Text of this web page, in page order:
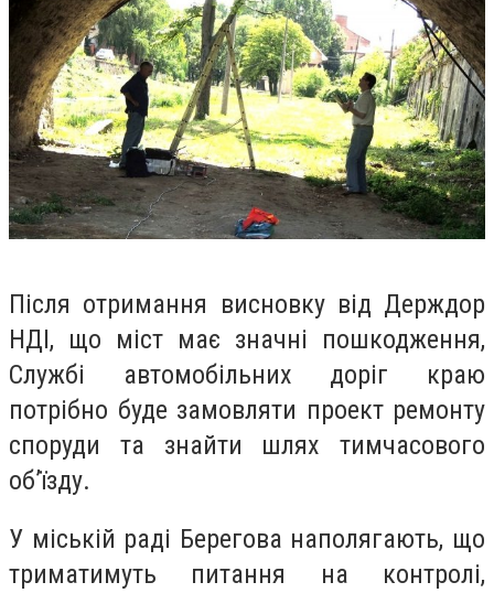
Після отримання висновку від Держдор
НДІ, що міст має значні пошкодження,
Службі автомобільних доріг краю
потрібно буде замовляти проект ремонту
споруди та знайти шлях тимчасового
об’їзду.
У міській раді Берегова наполягають, що
триматимуть питання на контролі,